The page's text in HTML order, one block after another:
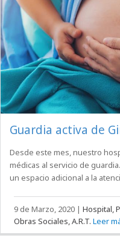
Guardia activa de
Desde este mes, nuestro
médicas al servicio de
un espacio adicional a la
9 de Marzo, 2020 |Hospital,
Obras Sociales, A.R.T. Leer